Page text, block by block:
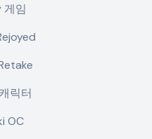
게임
릭터
OC